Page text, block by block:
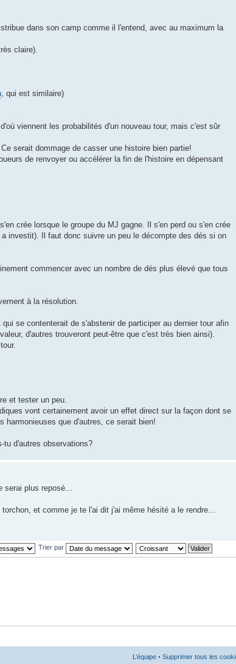
dans son camp comme il l'entend, avec au maximum la
claire).
, qui est similaire)
viennent les probabilités d'un nouveau tour, mais c'est sûr
serait dommage de casser une histoire bien partie!
de renvoyer ou accélérer la fin de l'histoire en dépensant
crée lorsque le groupe du MJ gagne. Il s'en perd ou s'en crée
investit). Il faut donc suivre un peu le décompte des dés si on
commencer avec un nombre de dés plus élevé que tous
à la résolution.
se contenterait de s'abstenir de participer au dernier tour afin
d'autres trouveront peut-être que c'est très bien ainsi).
et tester un peu.
vont certainement avoir un effet direct sur la façon dont se
harmonieuses que d'autres, ce serait bien!
tu d'autres observations?
serai plus reposé...
et comme je te l'ai dit j'ai même hésité a le rendre...
Trier par
L’équipe • Supprimer tous les